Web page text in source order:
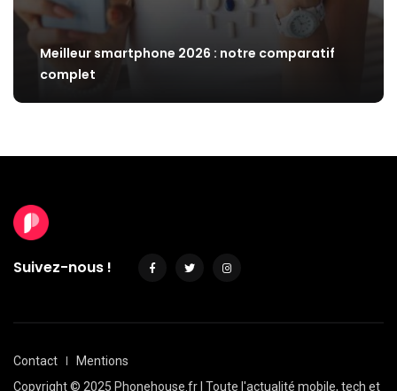
Meilleur smartphone 2026 : notre comparatif
complet
Suivez-nous !
Contact
Mentions
Copyright © 2025 Phonehouse.fr | Toute l'actualité mobile, tech et